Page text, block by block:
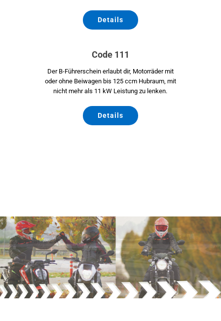
Details
Code 111
Der B-Führerschein erlaubt dir, Motorräder mit
oder ohne Beiwagen bis 125 ccm Hubraum, mit
nicht mehr als 11 kW Leistung zu lenken.
Details